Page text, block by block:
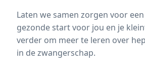
Laten we samen zorgen voor
gezonde start voor jou en je
verder om meer te leren over
in de zwangerschap.